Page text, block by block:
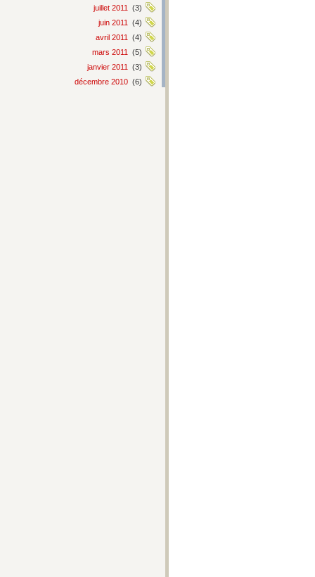
juillet 2011
(3)
juin 2011
(4)
avril 2011
(4)
mars 2011
(5)
janvier 2011
(3)
décembre 2010 (6)